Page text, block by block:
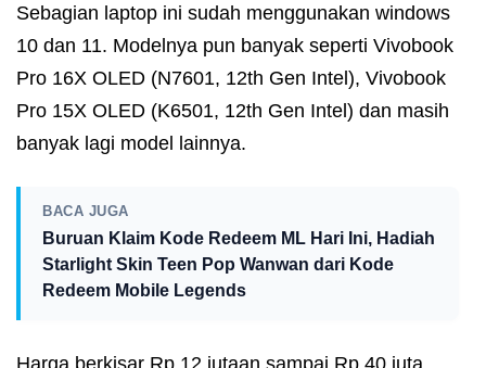
Sebagian laptop ini sudah menggunakan windows
10 dan 11. Modelnya pun banyak seperti Vivobook
Pro 16X OLED (N7601, 12th Gen Intel), Vivobook
Pro 15X OLED (K6501, 12th Gen Intel) dan masih
banyak lagi model lainnya.
BACA JUGA
Buruan Klaim Kode Redeem ML Hari Ini, Hadiah
Starlight Skin Teen Pop Wanwan dari Kode
Redeem Mobile Legends
Harga berkisar Rp 12 jutaan sampai Rp 40 juta.